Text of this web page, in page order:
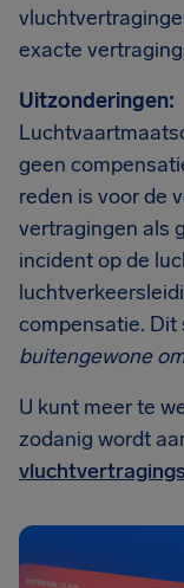
exacte
Uitzonderingen:
geen
reden is voor de
vertragingen als
incident op de
compensatie.
buitengewone
U kunt meer te
zodanig wordt